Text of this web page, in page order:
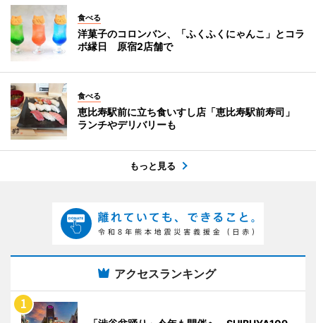
食べる
洋菓子のコロンバン、「ふくふくにゃんこ」とコラ
ボ縁日 原宿2店舗で
食べる
恵比寿駅前に立ち食いすし店「恵比寿駅前寿司」
ランチやデリバリーも
もっと見る
アクセスランキング